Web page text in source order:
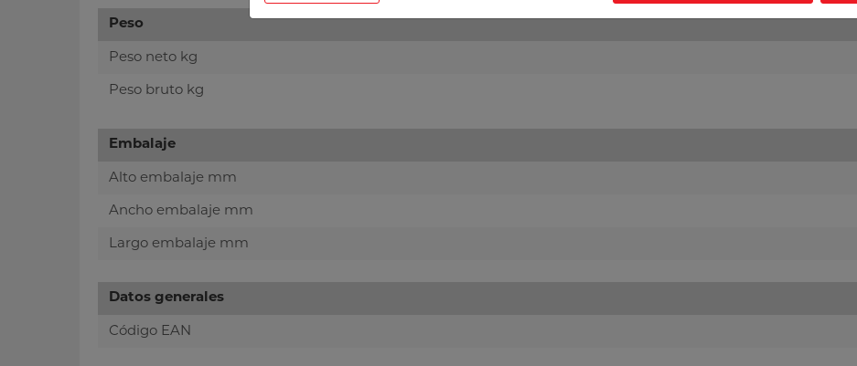
Peso
Peso neto kg
Peso bruto kg
Embalaje
Alto embalaje mm
Ancho embalaje mm
Largo embalaje mm
Datos generales
Código EAN